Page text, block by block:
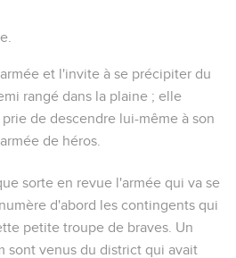
et l'invite à se précipiter du
rangé dans la plaine ; elle
de descendre lui-même à son
de héros.
sorte en revue l'armée qui va se
d'abord les contingents qui
petite troupe de braves. Un
sont venus du district qui avait